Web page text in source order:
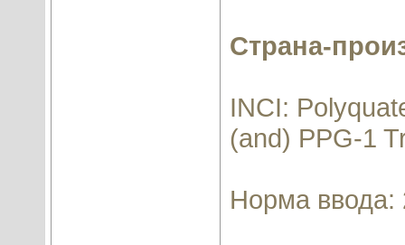
Страна-
INCI:
(and) PPG-1
Норма ввода: